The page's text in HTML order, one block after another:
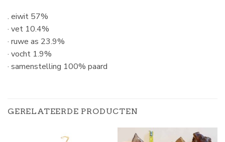
. eiwit 57%
· vet 10.4%
· ruwe as 23.9%
· vocht 1.9%
· samenstelling 100% paard
GERELATEERDE PRODUCTEN